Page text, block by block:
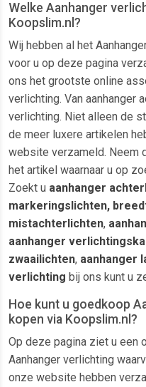
Welke Aanhanger
Koopslim.nl?
Wij hebben al het
voor u op deze pagina
ons het grootste online
verlichting. Van aanhanger
verlichting. Niet alleen de
de meer luxere artikelen
website verzameld. Neem
het artikel waarnaar u op
Zoekt u aanhanger
markeringslichten,
mistachterlichten,
aanhanger
zwaailichten, aanhanger
verlichting bij ons kunt u
Hoe kunt u goedkoop
kopen via Koopslim.nl?
Op deze pagina ziet u een
Aanhanger verlichting
onze website hebben